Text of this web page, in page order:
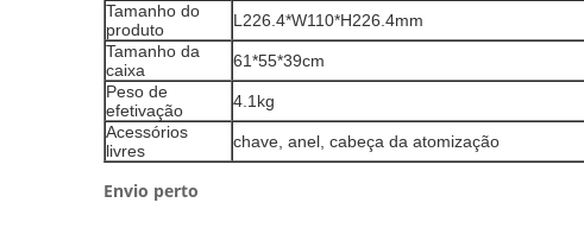
Tamanho do
produto
L226.4*W110*H226.4mm
Tamanho da
caixa
61*55*39cm
Peso de
efetivação
4.1kg
Acessórios
livres
chave, anel, cabeça da atomização
Envio perto